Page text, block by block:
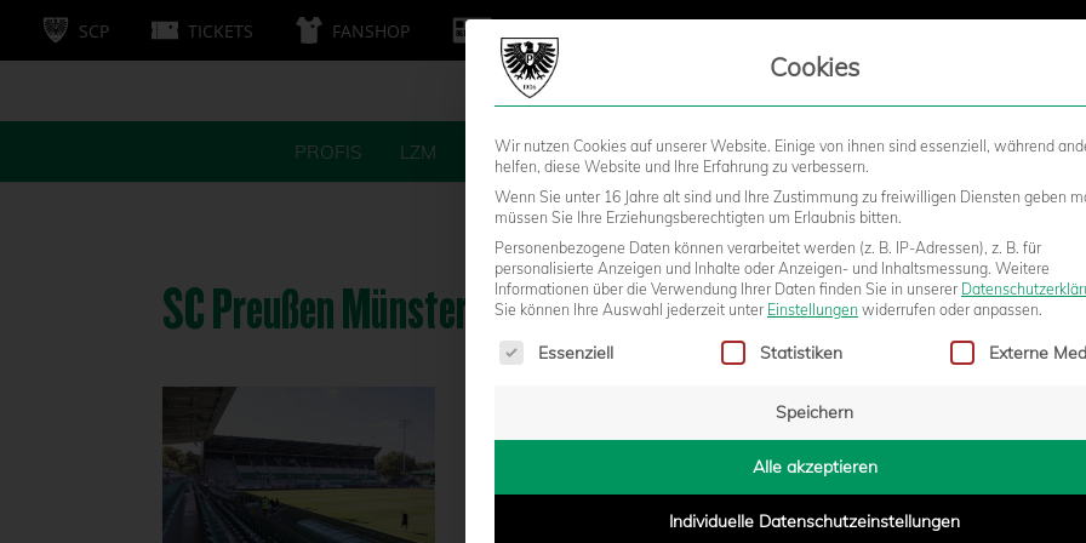
SCP TICKETS FANSHOP
PROFIS LZM FANS STADION BUSINESS KIDS
SC Preußen Münster – Hertha BSC
Cookies
Wir nutzen Cookies auf unserer Website. Einige von ihnen sind essenziell, während
helfen, diese Website und Ihre Erfahrung zu verbessern.
Wenn Sie unter 16 Jahre alt sind und Ihre Zustimmung zu freiwilligen Diensten geben
müssen Sie Ihre Erziehungsberechtigten um Erlaubnis bitten.
Personenbezogene Daten können verarbeitet werden (z. B. IP-Adressen), z. B. für
personalisierte Anzeigen und Inhalte oder Anzeigen- und Inhaltsmessung. Weitere
Informationen über die Verwendung Ihrer Daten finden Sie in unserer
Sie können Ihre Auswahl jederzeit unter Einstellungen widerrufen oder anpassen.
Es folgt eine Liste der Service-Gruppen, für die eine Einwilligung erteilt
Essenziell Statistiken Externe
Speichern
Alle akzeptieren
Individuelle Datenschutzeinstellungen